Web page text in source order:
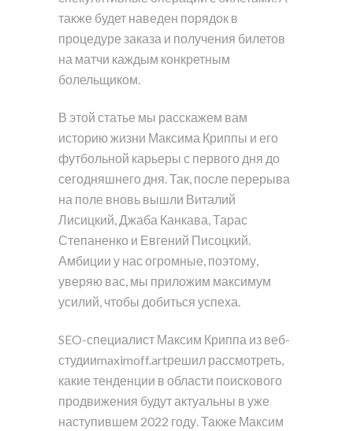
также будет наведен порядок в
процедуре заказа и получения билетов
на матчи каждым конкретным
болельщиком.
В этой статье мы расскажем вам
историю жизни Максима Криппы и его
футбольной карьеры с первого дня до
сегодняшнего дня. Так, после перерыва
на поле вновь вышли Виталий
Лисицкий, Джаба Канкава, Тарас
Степаненко и Евгений Писоцкий.
Амбиции у нас огромные, поэтому,
уверяю вас, мы приложим максимум
усилий, чтобы добиться успеха.
SEO-специалист Максим Криппа из веб-
студииmaximoff.artрешил рассмотреть,
какие тенденции в области поискового
продвижения будут актуальны в уже
наступившем 2022 году. Также Максим